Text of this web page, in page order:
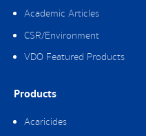
Academic Articles
CSR/Environment
VDO Featured Products
Products
Acaricides